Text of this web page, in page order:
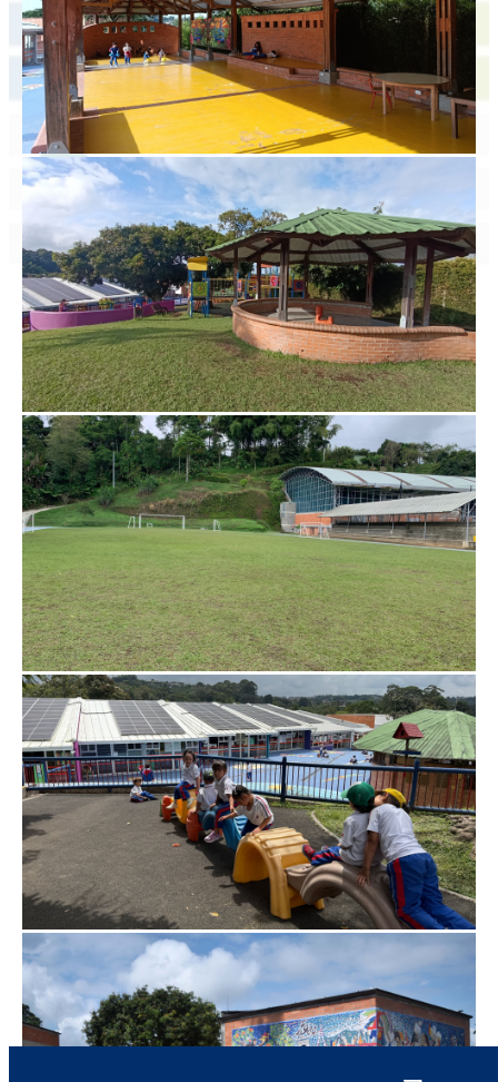
(606) 349 9487
contact@lfp.edu.co
2026 ©Liceo Frances de Pereira. Todos los Derechos Reservados
Diseñado por Exus™|Diseñado por Exus™ | Páginas Web
Administrables